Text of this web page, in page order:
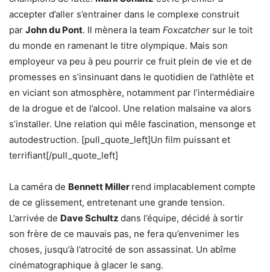
accepter d’aller s’entrainer dans le complexe construit
par John du Pont. Il mènera la team Foxcatcher sur le toit
du monde en ramenant le titre olympique. Mais son
employeur va peu à peu pourrir ce fruit plein de vie et de
promesses en s’insinuant dans le quotidien de l’athlète et
en viciant son atmosphère, notamment par l’intermédiaire
de la drogue et de l’alcool. Une relation malsaine va alors
s’installer. Une relation qui mêle fascination, mensonge et
autodestruction. [pull_quote_left]Un film puissant et
terrifiant[/pull_quote_left]
La caméra de Bennett Miller rend implacablement compte
de ce glissement, entretenant une grande tension.
L’arrivée de Dave Schultz dans l’équipe, décidé à sortir
son frère de ce mauvais pas, ne fera qu’envenimer les
choses, jusqu’à l’atrocité de son assassinat. Un abîme
cinématographique à glacer le sang.